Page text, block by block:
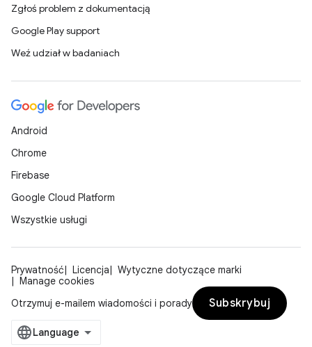
Zgłoś problem z dokumentacją
Google Play support
Weź udział w badaniach
Android
Chrome
Firebase
Google Cloud Platform
Wszystkie usługi
Prywatność Licencja
Wytyczne dotyczące marki
Manage cookies
Otrzymuj e-mailem wiadomości i porady
Subskrybuj